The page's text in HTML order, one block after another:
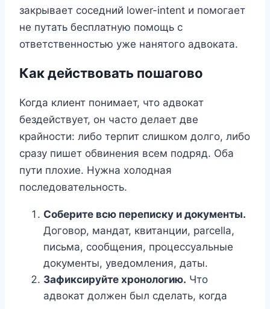
закрывает соседний lower-intent и помогает
не путать бесплатную помощь с
ответственностью уже нанятого адвоката.
Как действовать пошагово
Когда клиент понимает, что адвокат
бездействует, он часто делает две
крайности: либо терпит слишком долго, либо
сразу пишет обвинения всем подряд. Оба
пути плохие. Нужна холодная
последовательность.
Соберите всю переписку и документы.
Договор, мандат, квитанции, parcella,
письма, сообщения, процессуальные
документы, уведомления, даты.
Зафиксируйте хронологию. Что
адвокат должен был сделать, когда